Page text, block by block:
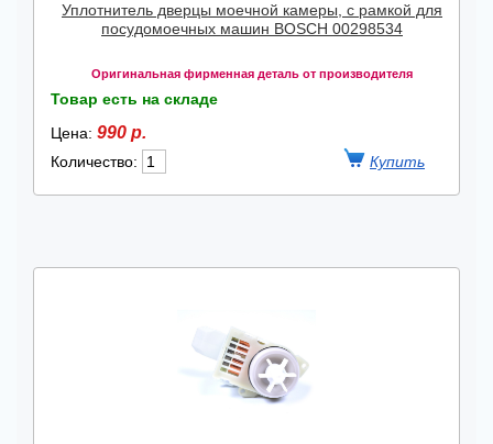
Уплотнитель дверцы моечной камеры, с рамкой для
посудомоечных машин BOSCH 00298534
Оригинальная фирменная деталь от производителя
Товар есть на складе
Цена: 990 р.
Количество: